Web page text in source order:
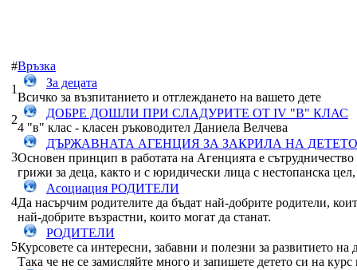
#Връзка
1
За децата
Всичко за възпитанието и отглеждането на вашето дете
2
ДОБРЕ ДОШЛИ ПРИ СЛАДУРИТЕ ОТ IV "В" КЛАС
4 "в" клас - класен ръководител Даниела Велчева
3
ДЪРЖАВНАТА АГЕНЦИЯ ЗА ЗАКРИЛА НА
Основен принцип в работата на Агенцията е
грижи за деца, както и с юридически лица с нестопанска
4
Асоциация РОДИТЕЛИ
Да насърчим родителите да бъдат най-добрите родители,
най-добрите възрастни, които могат да станат.
5
РОДИТЕЛИ
Курсовете са интересни, забавни и полезни за развитието
Така че не се замисляйте много и запишете детето си на